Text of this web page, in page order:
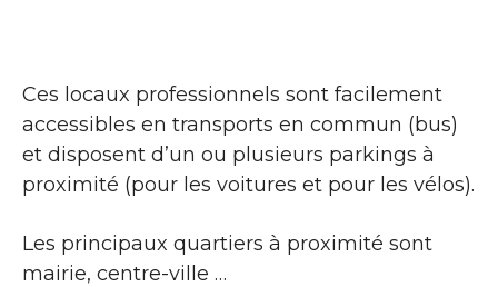
Ces locaux professionnels sont facilement
accessibles en transports en commun (bus)
et disposent d’un ou plusieurs parkings à
proximité (pour les voitures et pour les vélos).
Les principaux quartiers à proximité sont
mairie, centre-ville …